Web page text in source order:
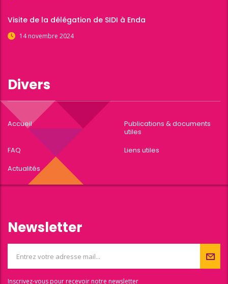
Visite de la délégation de SIDI à Enda
14 novembre 2024
Divers
Accueil
Publications & documents
utiles
FAQ
Liens utiles
Actualités
Newsletter
Inscrivez-vous pour recevoir notre newsletter